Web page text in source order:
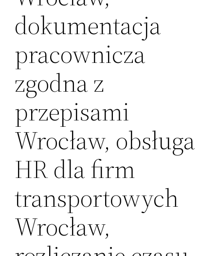
dokumentacja
pracownicza
zgodna z
przepisami
Wrocław, obsługa
HR dla firm
transportowych
Wrocław,